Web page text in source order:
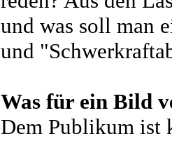
und was soll man
und
Was für ein Bild
Dem Publikum ist